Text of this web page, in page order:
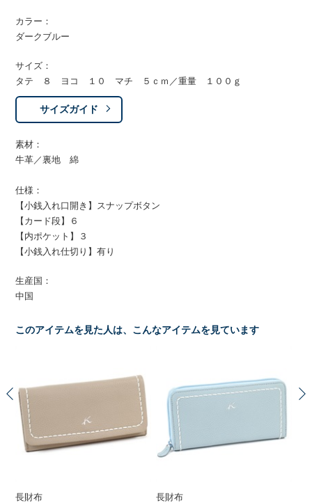
カラー：
ダークブルー
サイズ：
タテ ８ ヨコ １０ マチ ５ｃｍ／重量 １００ｇ
サイズガイド
素材：
牛革／裏地 綿
仕様：
【小銭入れ口開き】スナップボタン
【カード段】６
【内ポケット】３
【小銭入れ仕切り】有り
生産国：
中国
このアイテムを見た人は、こんなアイテムを見ています
長財布
長財布